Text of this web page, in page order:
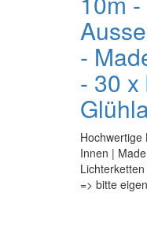
-
- 30
Innen |
=> bitte